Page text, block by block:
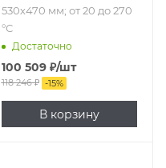
530х470 мм; от 20 до 270
°С
Достаточно
100 509₽/шт
118 246₽ -15%
В корзину